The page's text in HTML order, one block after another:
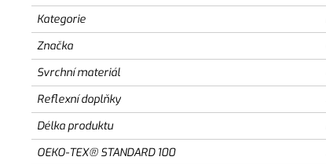
Kategorie
Značka
Svrchní materiál
Reflexní doplňky
Délka produktu
OEKO-TEX® STANDARD 100